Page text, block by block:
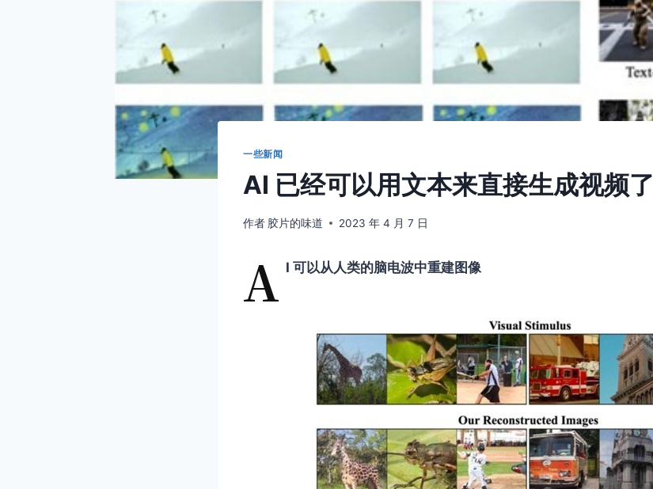
一些新闻
AI 已经可以用文本来直接生成视频了
作者 胶片的味道 2023 年 4 月 7 日
A I 可以从人类的脑电波中重建图像